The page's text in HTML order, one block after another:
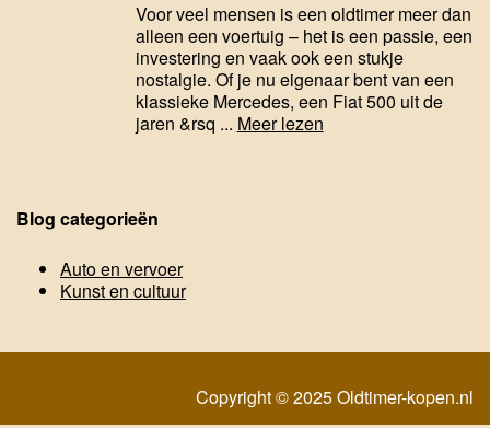
Voor veel mensen is een oldtimer meer dan
alleen een voertuig – het is een passie, een
investering en vaak ook een stukje
nostalgie. Of je nu eigenaar bent van een
klassieke Mercedes, een Fiat 500 uit de
jaren &rsq ... Meer lezen
Blog categorieën
Auto en vervoer
Kunst en cultuur
Copyright © 2025 Oldtimer-kopen.nl